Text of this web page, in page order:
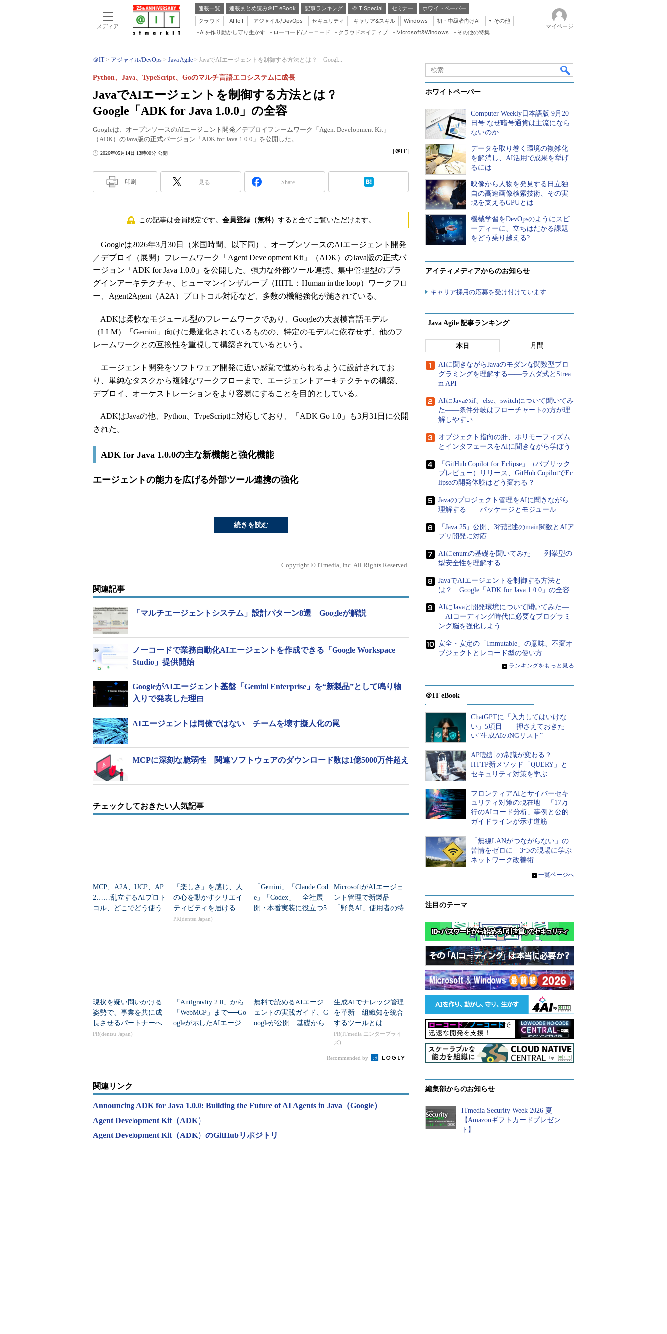
メディア
連載一覧 連載まとめ読み＠IT eBook 記事ランキング ＠IT Special セミナー
ホワイトペーパー
クラウド
AI IoT アジャイル/DevOps セキュリティ キャリア&スキル Windows 初・中級者向けAI
その他
Server & Storage
Database Expert
Master of IP Network
Security & Trust
ブログ
AIを作り動かし守り生かす ローコード/ノーコード クラウドネイティブ Microsoft&Windows その他の特集
マイページ
＠IT アジャイル/DevOps Java Agile JavaでAIエージェントを制御する方法とは？ Googl...
JavaでAIエージェントを制御する方法とは？
Google「ADK for Java 1.0.0」の全容
Python、Java、TypeScript、Goのマルチ言語エコシステムに成長
Googleは、オープンソースのAIエージェント開発／デプロイフレームワーク「Agent Development Kit」
（ADK）のJava版の正式バージョン「ADK for Java 1.0.0」を公開した。
2026年05月14日 13時00分 公開 [＠IT]
印刷 見る Share
この記事は会員限定です。 会員登録（無料） すると全てご覧いただけます。
Googleは2026年3月30日（米国時間、以下同）、オープンソースのAIエージェント開発
／デプロイ（展開）フレームワーク「Agent Development Kit」（ADK）のJava版の正式バ
ージョン「ADK for Java 1.0.0」を公開した。強力な外部ツール連携、集中管理型のプラ
グインアーキテクチャ、ヒューマンインザループ（HITL：Human in the loop）ワークフロ
ー、Agent2Agent（A2A）プロトコル対応など、多数の機能強化が施されている。
ADKは柔軟なモジュール型のフレームワークであり、Googleの大規模言語モデル
（LLM）「Gemini」向けに最適化されているものの、特定のモデルに依存せず、他のフ
レームワークとの互換性を重視して構築されているという。
エージェント開発をソフトウェア開発に近い感覚で進められるように設計されてお
り、単純なタスクから複雑なワークフローまで、エージェントアーキテクチャの構築、
デプロイ、オーケストレーションをより容易にすることを目的としている。
ADKはJavaの他、Python、TypeScriptに対応しており、「ADK Go 1.0」も3月31日に公開
された。
ADK for Java 1.0.0の主な新機能と強化機能
エージェントの能力を広げる外部ツール連携の強化
続きを読む
Copyright © ITmedia, Inc. All Rights Reserved.
関連記事
「マルチエージェントシステム」設計パターン8選 Googleが解説
ノーコードで業務自動化AIエージェントを作成できる「Google Workspace
Studio」提供開始
GoogleがAIエージェント基盤「Gemini Enterprise」を“新製品”として鳴り物
入りで発表した理由
AIエージェントは同僚ではない チームを壊す擬人化の罠
MCPに深刻な脆弱性 関連ソフトウェアのダウンロード数は1億5000万件超え
チェックしておきたい人気記事
MCP、A2A、UCP、AP
2……乱立するAIプロト
コル、どこでどう使う
「楽しさ」を感じ、人
の心を動かすクリエイ
ティビティを届ける
PR(dentsu Japan)
「Gemini」「Claude Cod
e」「Codex」 全社展
開・本番実装に役立つ5
MicrosoftがAIエージェ
ント管理で新製品
「野良AI」使用者の特
現状を疑い問いかける
姿勢で、事業を共に成
長させるパートナーへ
PR(dentsu Japan)
「Antigravity 2.0」から
「WebMCP」まで──Go
ogleが示したAIエージ
無料で読めるAIエージ
ェントの実践ガイド、G
oogleが公開 基礎から
生成AIでナレッジ管理
を革新 組織知を統合
するツールとは
PR(ITmedia エンタープライ
ズ)
Recommended by
関連リンク
Announcing ADK for Java 1.0.0: Building the Future of AI Agents in Java（Google）
Agent Development Kit（ADK）
Agent Development Kit（ADK）のGitHubリポジトリ
ホワイトペーパー
Computer Weekly日本語版 9月20
日号:なぜ暗号通貨は主流になら
ないのか
データを取り巻く環境の複雑化
を解消し、AI活用で成果を挙げ
るには
映像から人物を発見する日立独
自の高速画像検索技術、その実
現を支えるGPUとは
機械学習をDevOpsのようにスピ
ーディーに、立ちはだかる課題
をどう乗り越える?
アイティメディアからのお知らせ
キャリア採用の応募を受け付けています
Java Agile 記事ランキング
本日 月間
AIに聞きながらJavaのモダンな関数型プロ
グラミングを理解する――ラムダ式とStrea
m API
AIにJavaのif、else、switchについて聞いてみ
た――条件分岐はフローチャートの方が理
解しやすい
オブジェクト指向の肝、ポリモーフィズム
とインタフェースをAIに聞きながら学ぼう
「GitHub Copilot for Eclipse」（パブリック
プレビュー）リリース、GitHub CopilotでEc
lipseの開発体験はどう変わる？
Javaのプロジェクト管理をAIに聞きながら
理解する――パッケージとモジュール
「Java 25」公開、3行記述のmain関数とAIア
プリ開発に対応
AIにenumの基礎を聞いてみた――列挙型の
型安全性を理解する
JavaでAIエージェントを制御する方法と
は？ Google「ADK for Java 1.0.0」の全容
AIにJavaと開発環境について聞いてみた―
―AIコーディング時代に必要なプログラミ
ング脳を強化しよう
安全・安定の「Immutable」の意味、不変オ
ブジェクトとレコード型の使い方
» ランキングをもっと見る
＠IT eBook
ChatGPTに「入力してはいけな
い」5項目――押さえておきた
い“生成AIのNGリスト”
API設計の常識が変わる？
HTTP新メソッド「QUERY」と
セキュリティ対策を学ぶ
フロンティアAIとサイバーセキ
ュリティ対策の現在地 「17万
行のAIコード分析」事例と公的
ガイドラインが示す道筋
「無線LANがつながらない」の
苦情をゼロに 3つの現場に学ぶ
ネットワーク改善術
» 一覧ページへ
注目のテーマ
編集部からのお知らせ
ITmedia Security Week 2026 夏
【Amazonギフトカードプレゼン
ト】